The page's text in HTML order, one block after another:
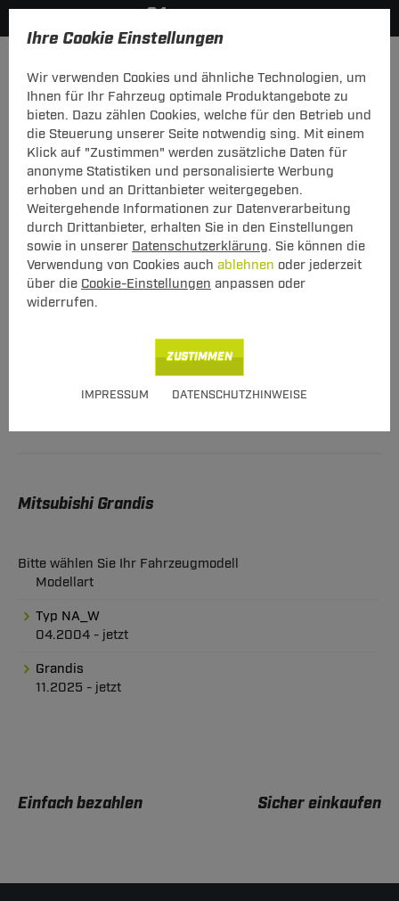
Ihre Cookie Einstellungen
Wir verwenden Cookies und ähnliche Technologien, um
Ihnen für Ihr Fahrzeug optimale Produktangebote zu
bieten. Dazu zählen Cookies, welche für den Betrieb und
die Steuerung unserer Seite notwendig sing. Mit einem
Klick auf "Zustimmen" werden zusätzliche Daten für
anonyme Statistiken und personalisierte Werbung
erhoben und an Drittanbieter weitergegeben.
Weitergehende Informationen zur Datenverarbeitung
durch Drittanbieter, erhalten Sie in den Einstellungen
sowie in unserer Datenschutzerklärung. Sie können die
Verwendung von Cookies auch ablehnen oder jederzeit
über die Cookie-Einstellungen anpassen oder
widerrufen.
IMPRESSUM DATENSCHUTZHINWEISE
ZUSTIMMEN
MODELÜBERSICHT
PKW-Kupplungskonfigurator
Die folgende Auflistung schützt Sie und andere in Ihrer
Umgebung und ermöglicht ein unbeschwertes
Urlaubserlebnis.
1
Hersteller
2
Modell
3
Anhängerkupplung und Elektrosatz für den
Mitsubishi Grandis finden.
Mitsubishi Grandis
Bitte wählen Sie Ihr Fahrzeugmodell
Modellart
Typ NA_W
04.2004 - jetzt
Grandis
11.2025 - jetzt
Einfach bezahlen Sicher einkaufen